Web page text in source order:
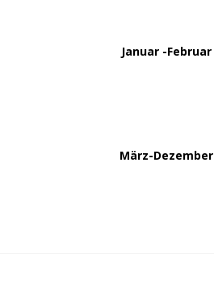
Januar -Februar
März-Dezember